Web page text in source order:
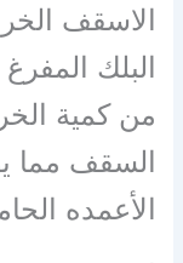
الاسقف
البلك
من كمية
السقف مما
الأعمده
.